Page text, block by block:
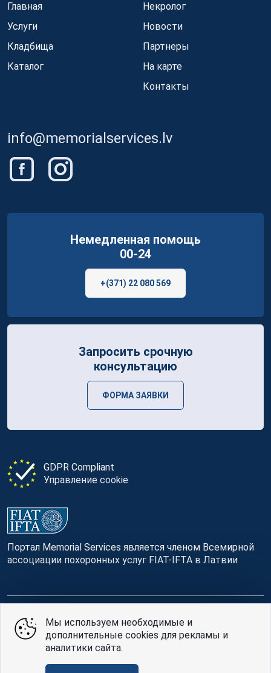
Главная
Услуги
Кладбища
Каталог
Некролог
Новости
Партнеры
На карте
Контакты
info@memorialservices.lv
GDPR Compliant
Управление cookie
Портал Memorial Services является членом Всемирной
ассоциации похоронных услуг FIAT-IFTA в Латвии
Немедленная помощь
00-24
+(371) 22 080 569
Запросить срочную
консультацию
ФОРМА ЗАЯВКИ
© Memorial Services, 2016 — 2026 pr3-g
Политике конфиденциальности
Мы используем необходимые и
дополнительные cookies для рекламы и
аналитики сайта.